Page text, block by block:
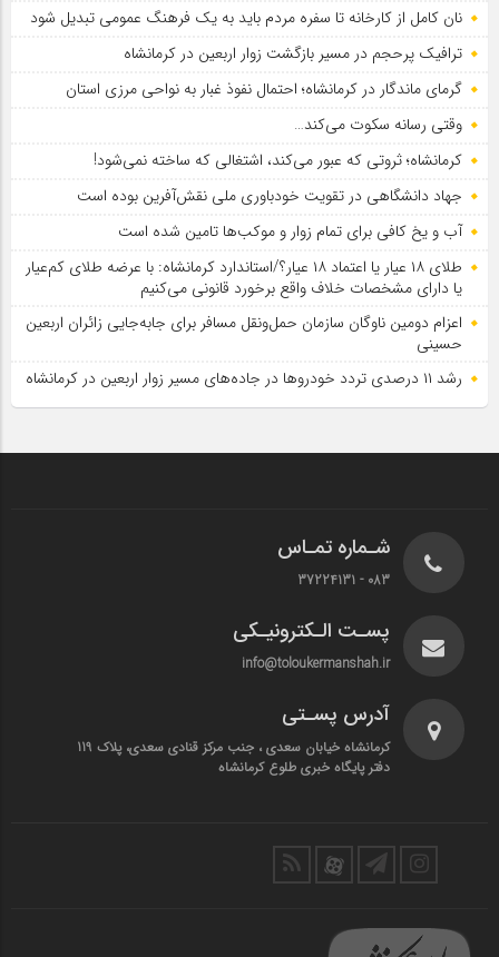
نان کامل از کارخانه تا سفره مردم باید به یک فرهنگ عمومی تبدیل شود
ترافیک پرحجم در مسیر بازگشت زوار اربعین در کرمانشاه
گرمای ماندگار در کرمانشاه؛ احتمال نفوذ غبار به نواحی مرزی استان
وقتی رسانه سکوت می‌کند…
کرمانشاه؛ ثروتی که عبور می‌کند، اشتغالی که ساخته نمی‌شود!
جهاد دانشگاهی در تقویت خودباوری ملی نقش‌آفرین بوده است
آب و یخ کافی برای تمام زوار و موکب‌ها تامین شده است
طلای ۱۸ عیار یا اعتماد ۱۸ عیار؟/استاندارد کرمانشاه: با عرضه طلای کم‌عیار
یا دارای مشخصات خلاف واقع برخورد قانونی می‌کنیم
اعزام دومین ناوگان سازمان حمل‌ونقل مسافر برای جابه‌جایی زائران اربعین
حسینی
رشد ۱۱ درصدی تردد خودروها در جاده‌های مسیر زوار اربعین در کرمانشاه
شـماره تمـاس
083 - 37224131
پسـت الـکترونیـکی
info@toloukermanshah.ir
آدرس پسـتی
کرمانشاه خیابان سعدی ، جنب مرکز قنادی سعدی، پلاک 119
دفتر پایگاه خبری طلوع کرمانشاه